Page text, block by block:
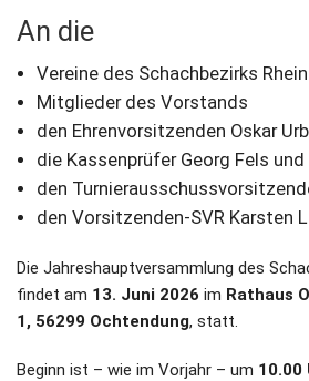
An die
Vereine des Schachbezirks
Mitglieder des Vorstands
den Ehrenvorsitzenden Oskar
die Kassenprüfer Georg Fels
den
den Vorsitzenden-SVR Karsten
Die Jahreshauptversammlung des
findet am 13. Juni 2026 im Rathaus
1, 56299 Ochtendung, statt.
Beginn ist – wie im Vorjahr – um 10.00